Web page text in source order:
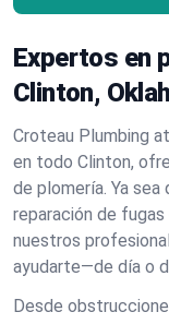
Expertos en
Clinton,
Croteau Plumbing
en todo Clinton,
de plomería. Ya
reparación de
nuestros
ayudarte—de día o
Desde